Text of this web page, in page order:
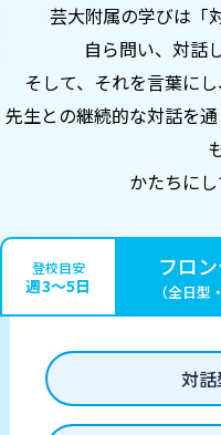
芸大附属の学びは「
自ら問い、対話
そして、それを言葉にし
先生との継続的な対話を通
かたちにし
登校目安
週3〜5日
フロ
（全日型
対